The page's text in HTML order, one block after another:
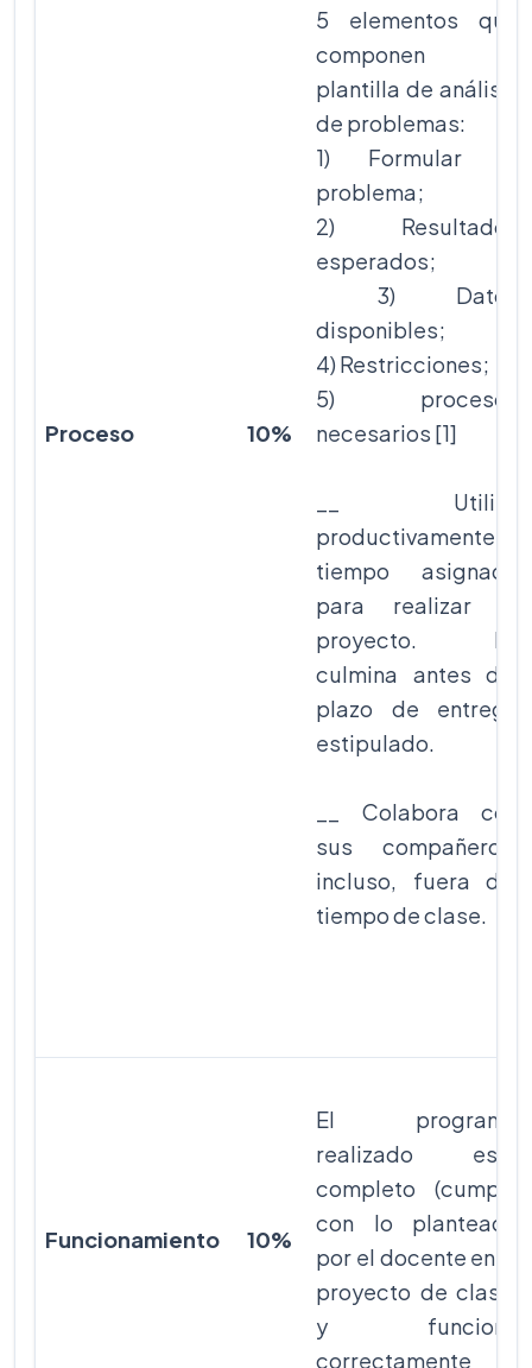
Proceso 10%
5 elementos que
componen la
plantilla de análisis
de problemas:
1) Formular el
problema;
2) Resultados
esperados;
3) Datos
disponibles;
4) Restricciones;
5) procesos
necesarios [1]
__ Utiliza
productivamente el
tiempo asignado
para realizar el
proyecto. Lo
culmina antes del
plazo de entrega
estipulado.
__ Colabora con
sus compañeros,
incluso, fuera del
tiempo de clase.
Funcionamiento 10%
El programa
realizado está
completo (cumple
con lo planteado
por el docente en el
proyecto de clase)
y funciona
correctamente